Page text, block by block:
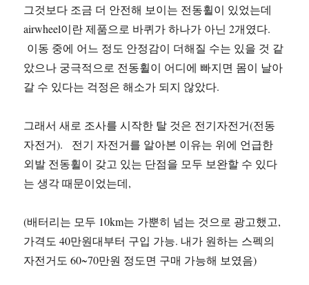
그것보다 조금 더 안전해 보이는 전동휠이 있었는데
airwheel이란 제품으로 바퀴가 하나가 아닌 2개였다.
이동 중에 어느 정도 안정감이 더해질 수는 있을 것 같
았으나 궁극적으로 전동휠이 어디에 빠지면 몸이 날아
갈 수 있다는 걱정은 해소가 되지 않았다.
그래서 새로 조사를 시작한 탈 것은 전기자전거(전동
자전거). 전기 자전거를 알아본 이유는 위에 언급한
외발 전동휠이 갖고 있는 단점을 모두 보완할 수 있다
는 생각 때문이었는데,
(배터리는 모두 10km는 가뿐히 넘는 것으로 광고했고,
가격도 40만원대부터 구입 가능. 내가 원하는 스펙의
자전거도 60~70만원 정도면 구매 가능해 보였음)